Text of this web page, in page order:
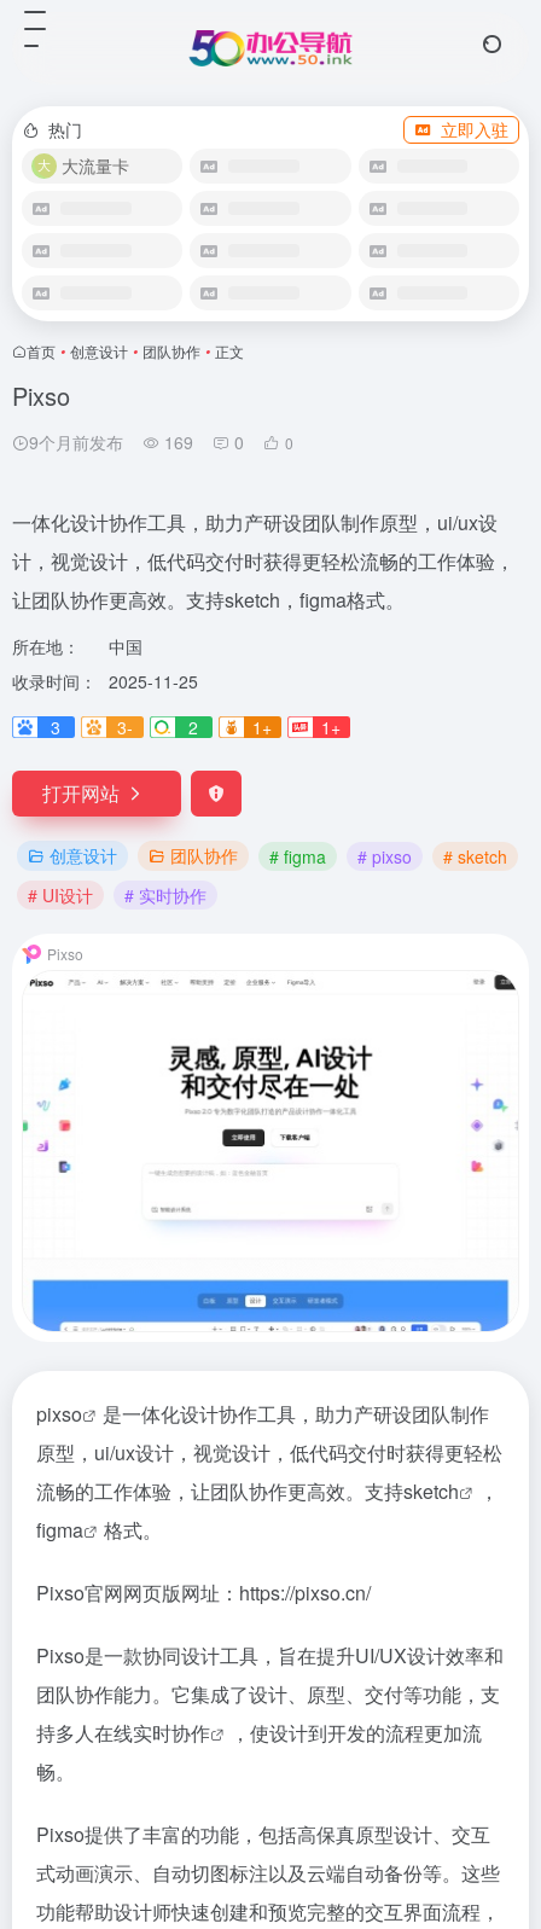
热门
立即入驻
大流量卡
首页 • 创意设计 • 团队协作 • 正文
Pixso
9个月前发布 169 0 0
一体化设计协作工具，助力产研设团队制作原型，ui/ux设
计，视觉设计，低代码交付时获得更轻松流畅的工作体验，
让团队协作更高效。支持sketch，figma格式。
所在地：
中国
收录时间：
2025-11-25
3
3- 2 1+ 1+
打开网站
创意设计 团队协作 # figma # pixso
# sketch
# UI设计
# 实时协作
Pixso
pixso
是一体化设计协作工具，助力产研设团队制作
原型，ui/ux设计，视觉设计，低代码交付时获得更轻松
流畅的工作体验，让团队协作更高效。支持sketch
，
figma
格式。
Pixso官网网页版网址：https://pixso.cn/
Pixso是一款协同设计工具，旨在提升UI/UX设计效率和
团队协作能力。它集成了设计、原型、交付等功能，支
持多人在线实时协作
，使设计到开发的流程更加流
畅。
Pixso提供了丰富的功能，包括高保真原型设计、交互
式动画演示、自动切图标注以及云端自动备份等。这些
功能帮助设计师快速创建和预览完整的交互界面流程，